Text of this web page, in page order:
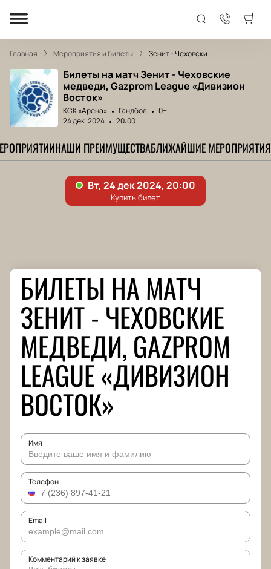
Главная Мероприятия и билеты Зенит - Чеховски...
Билеты на матч Зенит - Чеховские
медведи, Gazprom League «Дивизион
Восток»
КСК «Арена» Гандбол
0+
24 дек. 2024
20:00
НАШИ ПРЕИМУЩЕСТВАБЛИЖАЙШИЕ МЕРОПРИЯТИЯ
БИЛЕТЫ НА МАТЧ
ЗЕНИТ - ЧЕХОВСКИЕ
МЕДВЕДИ, GAZPROM
LEAGUE «ДИВИЗИОН
ВОСТОК»
Имя
Телефон
Email
Комментарий к заявке